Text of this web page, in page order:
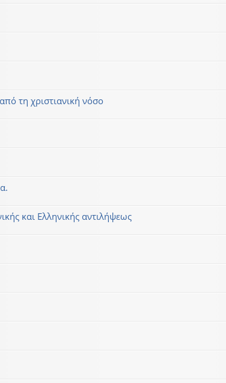
τη χριστιανική νόσο
και Ελληνικής αντιλήψεως